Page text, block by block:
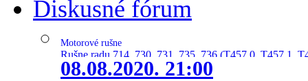
Diskusné fórum
Motorové rušne
Rušne radu 714, 730, 731, 735, 736 (T457.0, T457.1,
08.08.2020. 21:00